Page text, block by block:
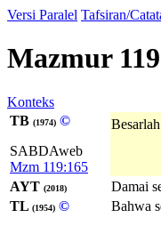
Versi Paralel Tafsiran/
Mazmur
Konteks
TB (1974) ©
SABDAweb
Mzm 119:165
AYT (2018)
Damai
TL (1954) ©
Bahwa